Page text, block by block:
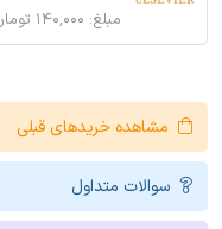
مبلغ: ۱۴۰,۰۰۰ تومان
مشاهده خریدهای قبلی
سوالات متداول